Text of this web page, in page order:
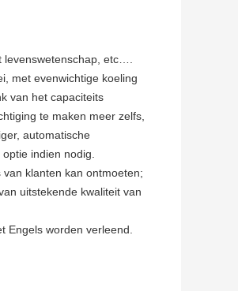
levenswetenschap, etc….
met evenwichtige koeling
van het capaciteits
te maken meer zelfs,
automatische
indien nodig.
klanten kan ontmoeten;
uitstekende kwaliteit van
Engels worden verleend.